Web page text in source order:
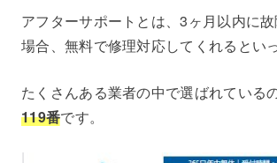
アフターサポートとは、3ヶ月以内に
場合、無料で修理対応してくれるとい
たくさんある業者の中で選ばれている
119番です。